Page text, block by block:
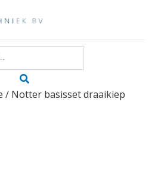
/ Notter basisset draaikiep